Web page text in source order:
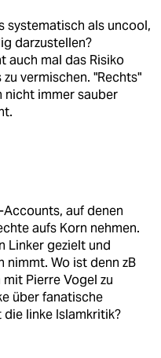
systematisch als uncool,
darzustellen?
auch mal das Risiko
vermischen. "Rechts"
nicht immer sauber
auf denen
aufs Korn nehmen.
Linker gezielt und
nimmt. Wo ist denn zB
Pierre Vogel zu
über fanatische
linke Islamkritik?